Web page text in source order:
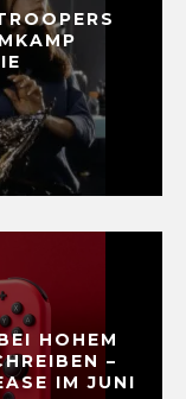
HOHEM
–
IM JUNI